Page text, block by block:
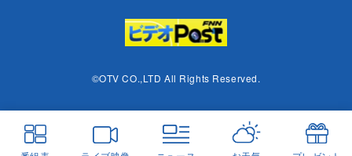
©OTV CO.,LTD All Rights Reserved.